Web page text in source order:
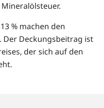
% machen den
Der Deckungsbeitrag ist
der sich auf den